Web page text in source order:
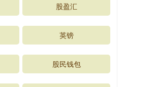
股盈汇
英镑
股民钱包